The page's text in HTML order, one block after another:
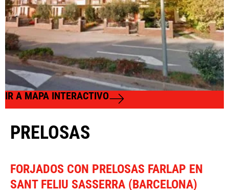
IR A MAPA INTERACTIVO
PRELOSAS
FORJADOS CON PRELOSAS FARLAP EN
SANT FELIU SASSERRA (BARCELONA)